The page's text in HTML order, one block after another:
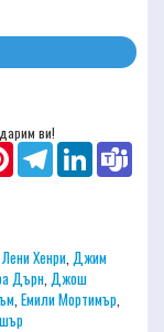
ви!
PinterestTelegramLinkedIn
Лени Хенри,Джим
Дърн,Джош
,Емили Мортимър,